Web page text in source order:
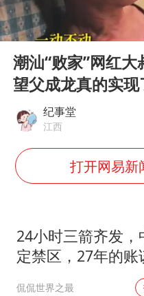
“空
“不
Play
00:00
潮汕“败家”网红大
望父成龙真的实现
纪事堂
江西
打开网易新
24小时三箭齐发，
定禁区，27年的账
了，强制拖船摆上
侃侃世界之最